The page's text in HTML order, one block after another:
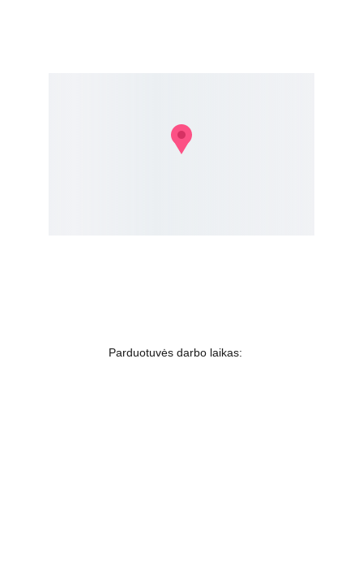
Parduotuvės darbo laikas: